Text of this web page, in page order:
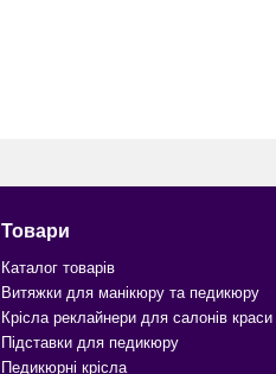
Товари
Каталог товарів
Витяжки для манікюру та педикюру
Крісла реклайнери для салонів краси
Підставки для педикюру
Педикюрні крісла